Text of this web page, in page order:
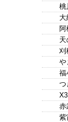
阿
や
福
つ
赤
紫